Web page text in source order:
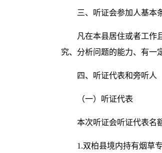
三、听证会参加人基本
凡在本县居住或者工作
究、分析问题的能力、有一
四、听证代表和旁听人
（一）听证代表
本次听证会听证代表名
1.双柏县境内持有烟草